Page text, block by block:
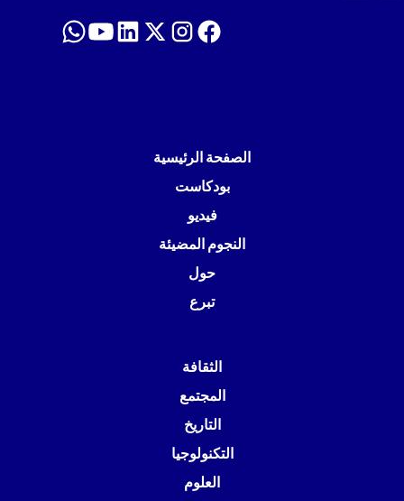
الصفحة الرئيسية
بودكاست
فيديو
النجوم المضيئة
حول
تبرع
الثقافة
المجتمع
التاريخ
التكنولوجيا
العلوم